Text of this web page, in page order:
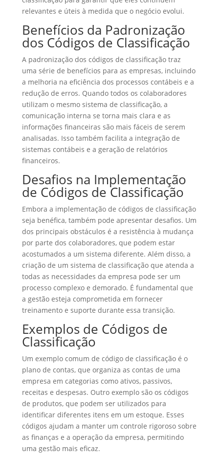
relevantes e úteis à medida que o negócio evolui.
Benefícios da Padronização
dos Códigos de Classificação
A padronização dos códigos de classificação traz
uma série de benefícios para as empresas, incluindo
a melhoria na eficiência dos processos contábeis e a
redução de erros. Quando todos os colaboradores
utilizam o mesmo sistema de classificação, a
comunicação interna se torna mais clara e as
informações financeiras são mais fáceis de serem
analisadas. Isso também facilita a integração de
sistemas contábeis e a geração de relatórios
financeiros.
Desafios na Implementação
de Códigos de Classificação
Embora a implementação de códigos de classificação
seja benéfica, também pode apresentar desafios. Um
dos principais obstáculos é a resistência à mudança
por parte dos colaboradores, que podem estar
acostumados a um sistema diferente. Além disso, a
criação de um sistema de classificação que atenda a
todas as necessidades da empresa pode ser um
processo complexo e demorado. É fundamental que
a gestão esteja comprometida em fornecer
treinamento e suporte durante essa transição.
Exemplos de Códigos de
Classificação
Um exemplo comum de código de classificação é o
plano de contas, que organiza as contas de uma
empresa em categorias como ativos, passivos,
receitas e despesas. Outro exemplo são os códigos
de produtos, que podem ser utilizados para
identificar diferentes itens em um estoque. Esses
códigos ajudam a manter um controle rigoroso sobre
as finanças e a operação da empresa, permitindo
uma gestão mais eficaz.